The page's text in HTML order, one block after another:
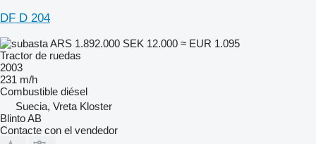
DF D 204
ARS 1.892.000 SEK 12.000 ≈ EUR 1.095
Tractor de ruedas
2003
231 m/h
Combustible diésel
Suecia, Vreta Kloster
Blinto AB
Contacte con el vendedor